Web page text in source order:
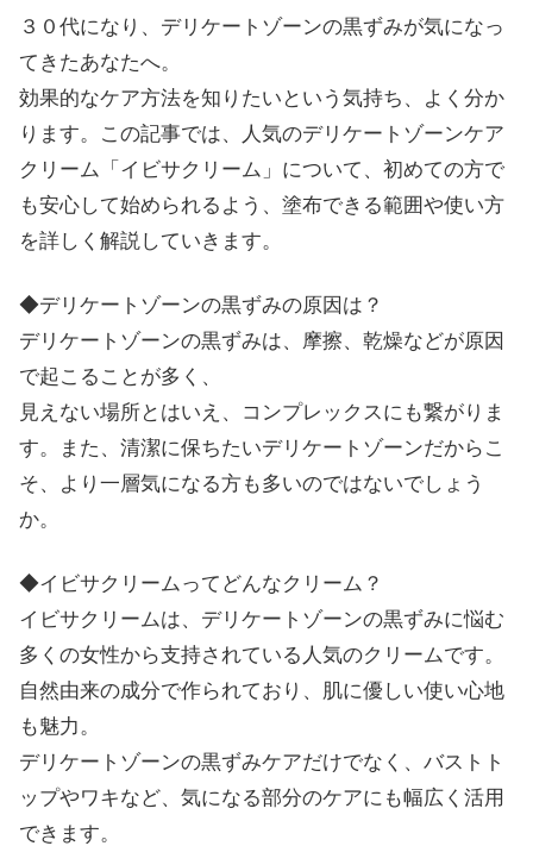
３０代になり、デリケートゾーンの黒ずみが気になっ
てきたあなたへ。
効果的なケア方法を知りたいという気持ち、よく分か
ります。この記事では、人気のデリケートゾーンケア
クリーム「イビサクリーム」について、初めての方で
も安心して始められるよう、塗布できる範囲や使い方
を詳しく解説していきます。
◆デリケートゾーンの黒ずみの原因は？
デリケートゾーンの黒ずみは、摩擦、乾燥などが原因
で起こることが多く、
見えない場所とはいえ、コンプレックスにも繋がりま
す。また、清潔に保ちたいデリケートゾーンだからこ
そ、より一層気になる方も多いのではないでしょう
か。
◆イビサクリームってどんなクリーム？
イビサクリームは、デリケートゾーンの黒ずみに悩む
多くの女性から支持されている人気のクリームです。
自然由来の成分で作られており、肌に優しい使い心地
も魅力。
デリケートゾーンの黒ずみケアだけでなく、バストト
ップやワキなど、気になる部分のケアにも幅広く活用
できます。